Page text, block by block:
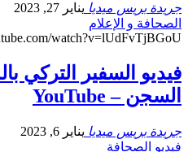
جريدة بريس ميديا يناير 27, 2023
الصحافة و الإعلام
watch?v=lUdFvTjBGoU
فيديو السفير التركي
السجن – YouTube
جريدة بريس ميديا يناير 6, 2023
فيديو الصحافة